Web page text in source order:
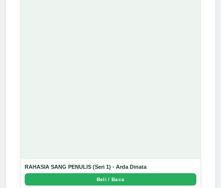
RAHASIA SANG PENULIS (Seri 1) - Arda Dinata
Beli / Baca